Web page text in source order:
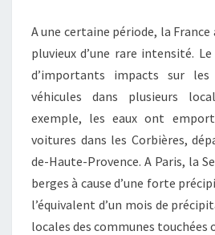
A une certaine période, la France
pluvieux d’une rare intensité.
d’importants impacts sur
véhicules dans plusieurs
exemple, les eaux ont
voitures dans les Corbières,
de-Haute-Provence. A Paris, la
berges à cause d’une forte
l’équivalent d’un mois de
locales des communes